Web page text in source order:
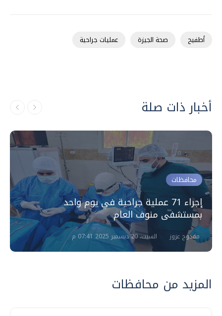
أطفيح صحة الجيزة عمليات جراحية
أخبار ذات صلة
محافظات
إجراء 71 عملية جراحية في يوم واحد
بمستشفى منوف العام
ممدوح عزوز السبت، 20 ديسمبر 2025 07:41 م
المزيد من محافظات